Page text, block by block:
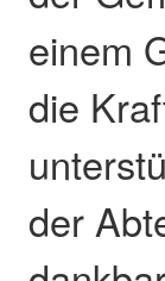
einem
die
der